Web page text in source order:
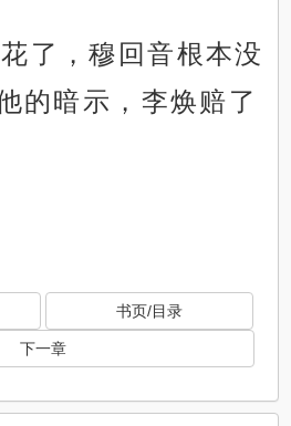
了，穆回音根本没
的暗示，李焕赔了
书页/目录
下一章